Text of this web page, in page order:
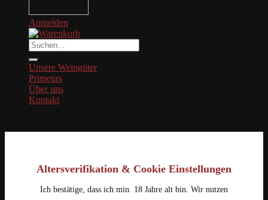
Anmelden
Suche
nach:
Unsere Weingüter
Primeurs
Über uns
Kontakt
Altersverifikation & Cookie Einstellungen
Ich bestätige, dass ich min. 18 Jahre alt bin. Wir nutzen